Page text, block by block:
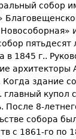
собор
пятьдесят
в 1845 г..
здание
главный
После 8-
собора
с 1861-го по